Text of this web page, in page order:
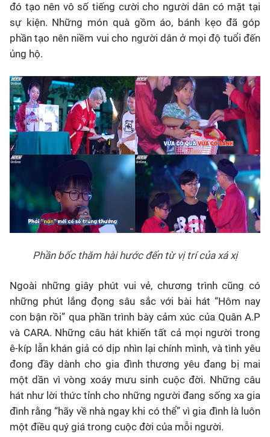
đó tạo nên vô số tiếng cười cho người dân có mặt tại
sự kiện. Những món quà gồm áo, bánh kẹo đã góp
phần tạo nên niềm vui cho người dân ở mọi độ tuổi đến
ủng hộ.
Phần bốc thăm hài hước đến từ vị trí của xá xị
Ngoài những giây phút vui vẻ, chương trình cũng có
những phút lắng đọng sâu sắc với bài hát “Hôm nay
con bận rồi” qua phần trình bày cảm xúc của Quân A.P
và CARA. Những câu hát khiến tất cả mọi người trong
ê-kíp lẫn khán giả có dịp nhìn lại chính mình, và tình yêu
đong đầy dành cho gia đình thương yêu đang bị mai
một dần vì vòng xoáy mưu sinh cuộc đời. Những câu
hát như lời thức tỉnh cho những người đang sống xa gia
đình rằng “hãy về nhà ngay khi có thể” vì gia đình là luôn
một điều quý giá trong cuộc đời của mỗi người.